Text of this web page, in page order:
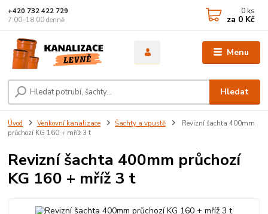
Menu
Hledat
+420 732 422 729
7:00–18:00 denně
0 ks
za 0 Kč
Úvod Venkovní kanalizace Šachty a vpustě
Revizní šachta 400mm
průchozí KG 160 + mříž 3 t
Revizní šachta 400mm průchozí
KG 160 + mříž 3 t